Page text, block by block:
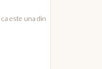
este una din